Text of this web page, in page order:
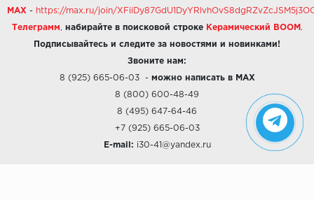
MAX - https://max.ru/join/
Телеграмм набирайте в поисковой строке Керамический BOOM .
Подписывайтесь и следите за новостями и новинками!
Звоните нам:
8 (925) 665-06-03- можно написать в MAX
8 (800) 600-48-49
8 (495) 647-64-46
+7 (925) 665-06-03
E-mail: i30-41@yandex.ru